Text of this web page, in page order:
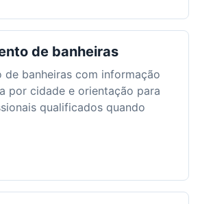
de banheiras
de banheiras com informação
por cidade e orientação para
qualificados quando